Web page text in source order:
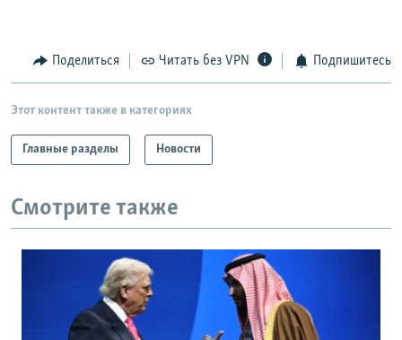
Поделиться Читать без VPN Подпишитесь
Этот контент также в категориях
Главные разделы Новости
Смотрите также